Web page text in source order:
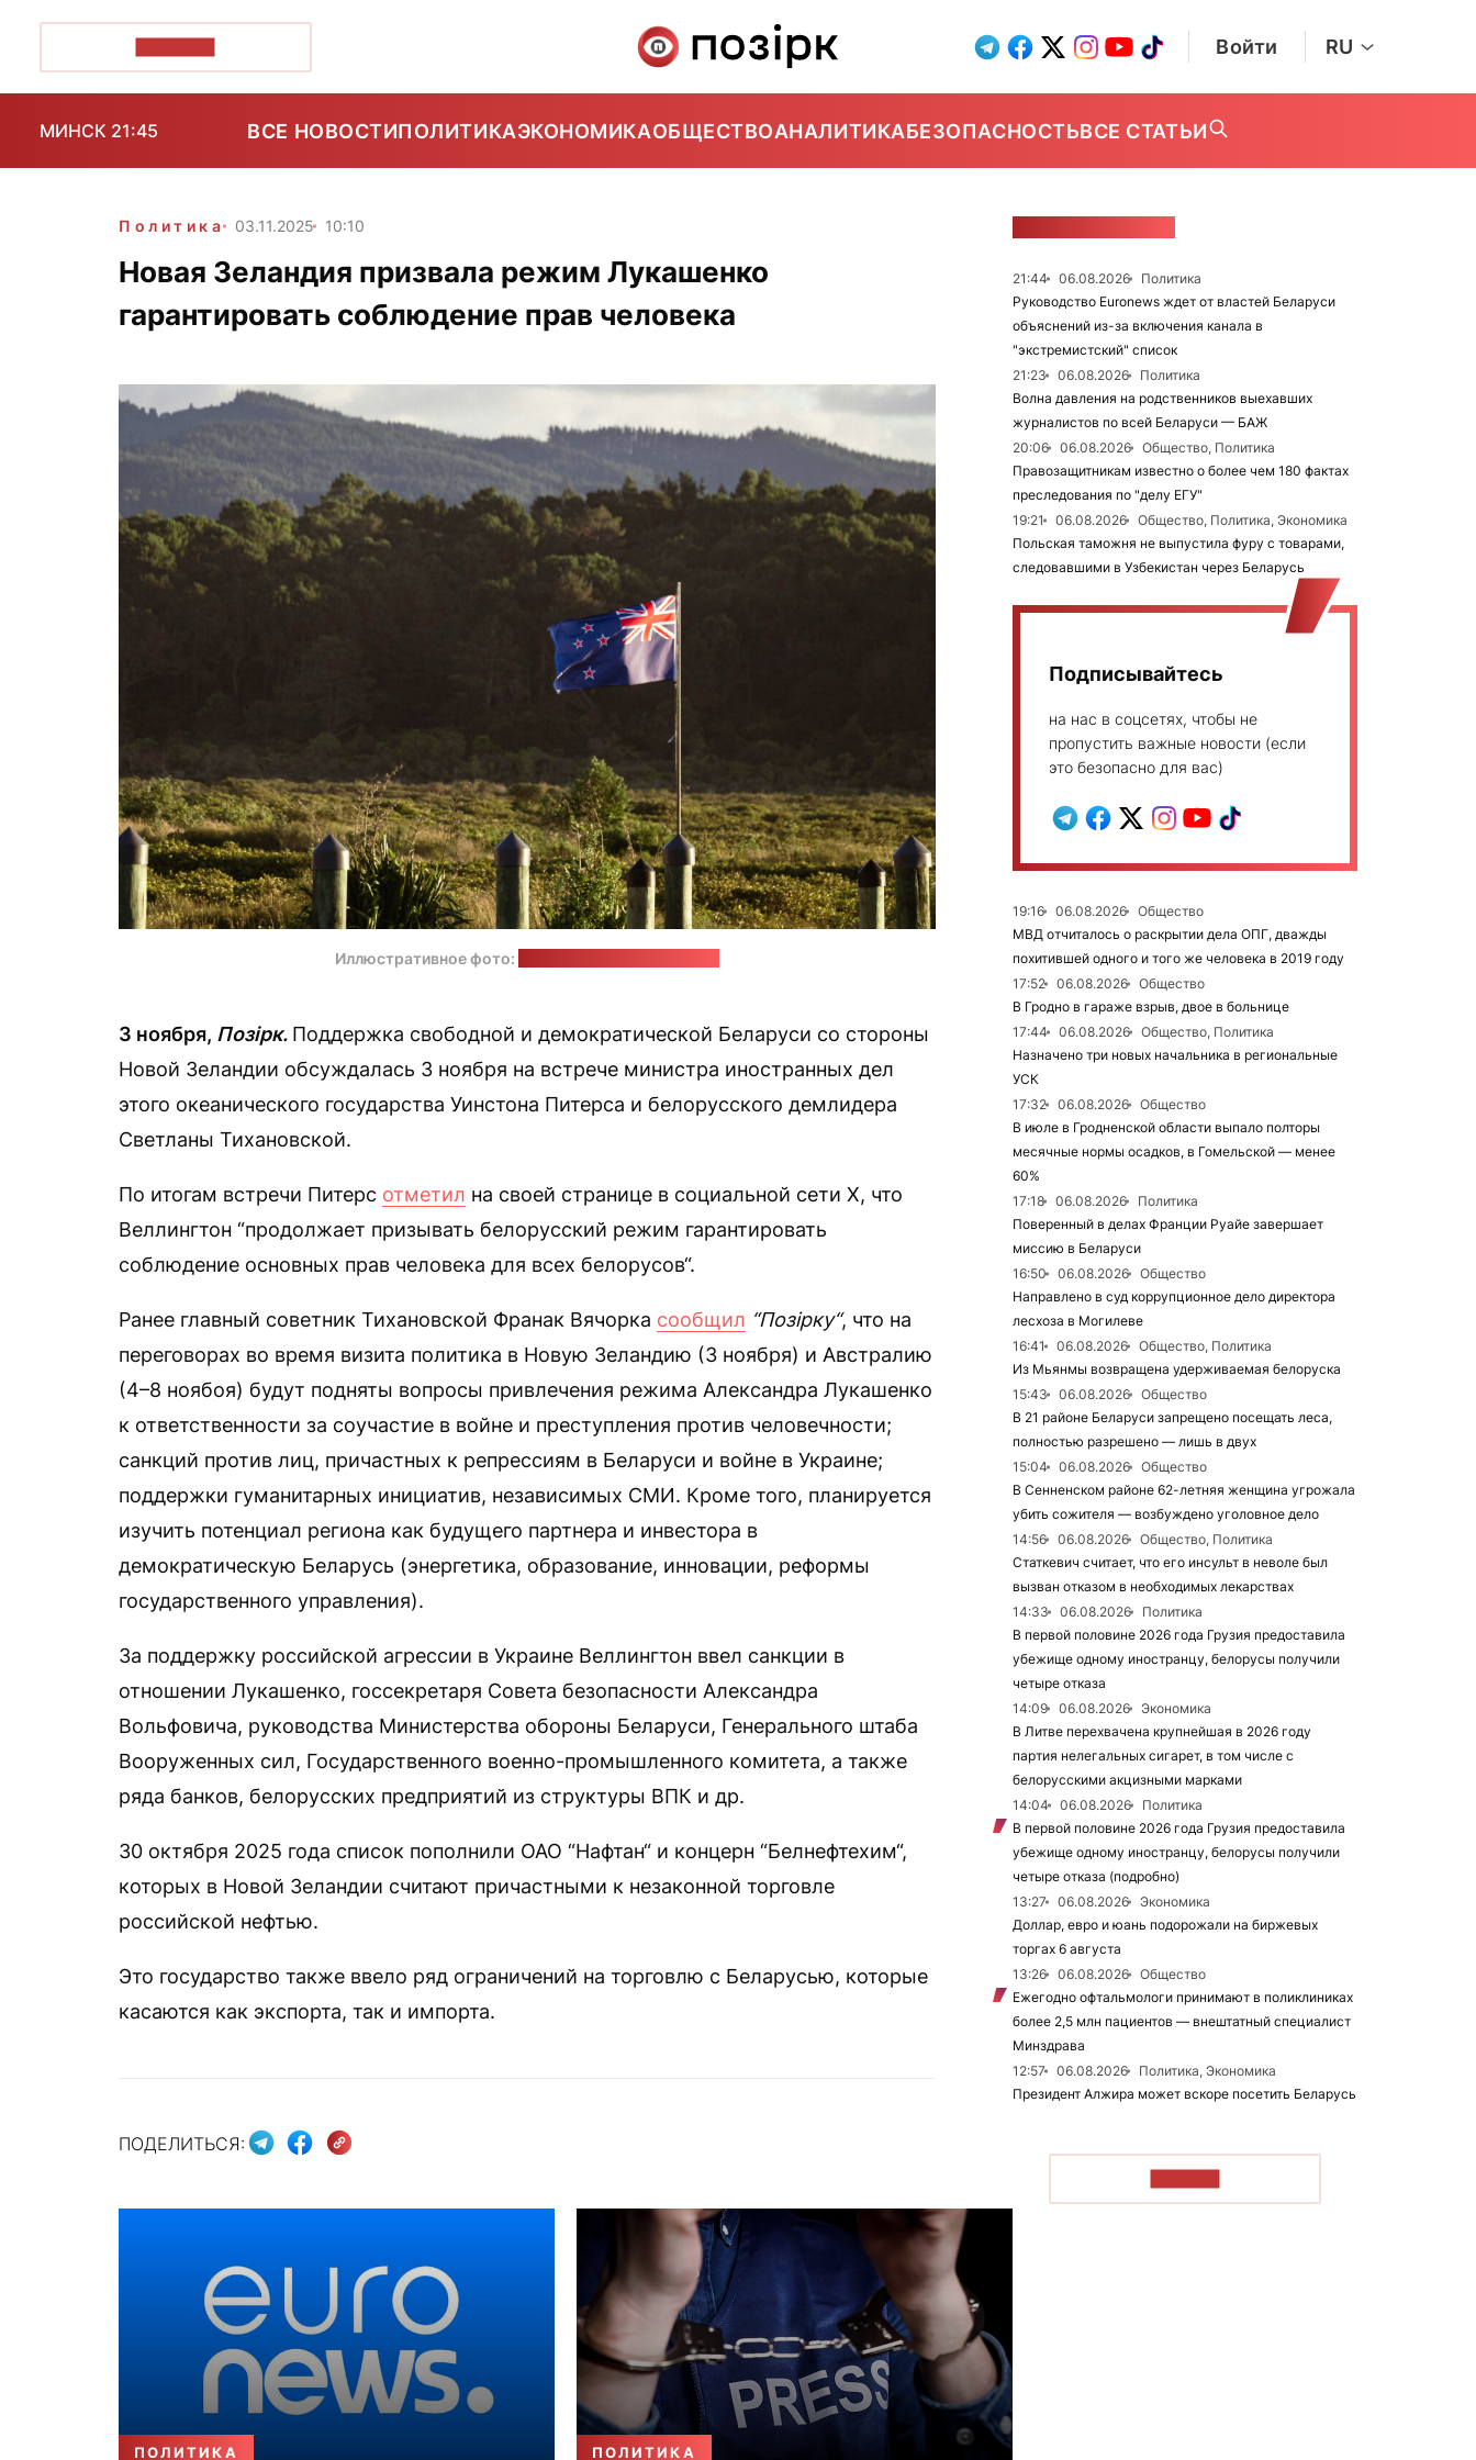
Войти RU
МИНСК 21:45 ВСЕ НОВОСТИПОЛИТИКАЭКОНОМИКАОБЩЕСТВОАНАЛИТИКАБЕЗОПАСНОСТЬВСЕ СТАТЬИ
Политика 03.11.2025 10:10
Новая Зеландия призвала режим Лукашенко
гарантировать соблюдение прав человека
Иллюстративное фото:
3 ноября, Позірк. Поддержка свободной и демократической Беларуси со стороны
Новой Зеландии обсуждалась 3 ноября на встрече министра иностранных дел
этого океанического государства Уинстона Питерса и белорусского демлидера
Светланы Тихановской.
По итогам встречи Питерс отметил на своей странице в социальной сети Х, что
Веллингтон “продолжает призывать белорусский режим гарантировать
соблюдение основных прав человека для всех белорусов“.
Ранее главный советник Тихановской Франак Вячорка сообщил “Позірку“, что на
переговорах во время визита политика в Новую Зеландию (3 ноября) и Австралию
(4–8 ноябоя) будут подняты вопросы привлечения режима Александра Лукашенко
к ответственности за соучастие в войне и преступления против человечности;
санкций против лиц, причастных к репрессиям в Беларуси и войне в Украине;
поддержки гуманитарных инициатив, независимых СМИ. Кроме того, планируется
изучить потенциал региона как будущего партнера и инвестора в
демократическую Беларусь (энергетика, образование, инновации, реформы
государственного управления).
За поддержку российской агрессии в Украине Веллингтон ввел санкции в
отношении Лукашенко, госсекретаря Совета безопасности Александра
Вольфовича, руководства Министерства обороны Беларуси, Генерального штаба
Вооруженных сил, Государственного военно-промышленного комитета, а также
ряда банков, белорусских предприятий из структуры ВПК и др.
30 октября 2025 года список пополнили ОАО “Нафтан“ и концерн “Белнефтехим“,
которых в Новой Зеландии считают причастными к незаконной торговле
российской нефтью.
Это государство также ввело ряд ограничений на торговлю с Беларусью, которые
касаются как экспорта, так и импорта.
ПОДЕЛИТЬСЯ:
ПОЛИТИКА ПОЛИТИКА
21:44 06.08.2026
Политика
Руководство Euronews ждет от властей Беларуси
объяснений из-за включения канала в
"экстремистский" список
21:23
06.08.2026
Политика
Волна давления на родственников выехавших
журналистов по всей Беларуси — БАЖ
20:06
06.08.2026
Общество, Политика
Правозащитникам известно о более чем 180 фактах
преследования по "делу ЕГУ"
19:21
06.08.2026
Общество, Политика, Экономика
Польская таможня не выпустила фуру с товарами,
следовавшими в Узбекистан через Беларусь
Подписывайтесь
на нас в соцсетях, чтобы не
пропустить важные новости (если
это безопасно для вас)
19:16 06.08.2026
Общество
МВД отчиталось о раскрытии дела ОПГ, дважды
похитившей одного и того же человека в 2019 году
17:52
06.08.2026
Общество
В Гродно в гараже взрыв, двое в больнице
17:44
06.08.2026
Общество, Политика
Назначено три новых начальника в региональные
УСК
17:32
06.08.2026
Общество
В июле в Гродненской области выпало полторы
месячные нормы осадков, в Гомельской — менее
60%
17:18
06.08.2026
Политика
Поверенный в делах Франции Руайе завершает
миссию в Беларуси
16:50
06.08.2026
Общество
Направлено в суд коррупционное дело директора
лесхоза в Могилеве
16:41
06.08.2026
Общество, Политика
Из Мьянмы возвращена удерживаемая белоруска
15:43
06.08.2026
Общество
В 21 районе Беларуси запрещено посещать леса,
полностью разрешено — лишь в двух
15:04
06.08.2026
Общество
В Сенненском районе 62-летняя женщина угрожала
убить сожителя — возбуждено уголовное дело
14:56
06.08.2026
Общество, Политика
Статкевич считает, что его инсульт в неволе был
вызван отказом в необходимых лекарствах
14:33
06.08.2026
Политика
В первой половине 2026 года Грузия предоставила
убежище одному иностранцу, белорусы получили
четыре отказа
14:09
06.08.2026
Экономика
В Литве перехвачена крупнейшая в 2026 году
партия нелегальных сигарет, в том числе с
белорусскими акцизными марками
14:04
06.08.2026
Политика
В первой половине 2026 года Грузия предоставила
убежище одному иностранцу, белорусы получили
четыре отказа (подробно)
13:27
06.08.2026
Экономика
Доллар, евро и юань подорожали на биржевых
торгах 6 августа
13:26
06.08.2026
Общество
Ежегодно офтальмологи принимают в поликлиниках
более 2,5 млн пациентов — внештатный специалист
Минздрава
12:57
06.08.2026
Политика, Экономика
Президент Алжира может вскоре посетить Беларусь